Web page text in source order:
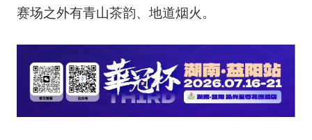
赛场之外有青山茶韵、地道烟火。